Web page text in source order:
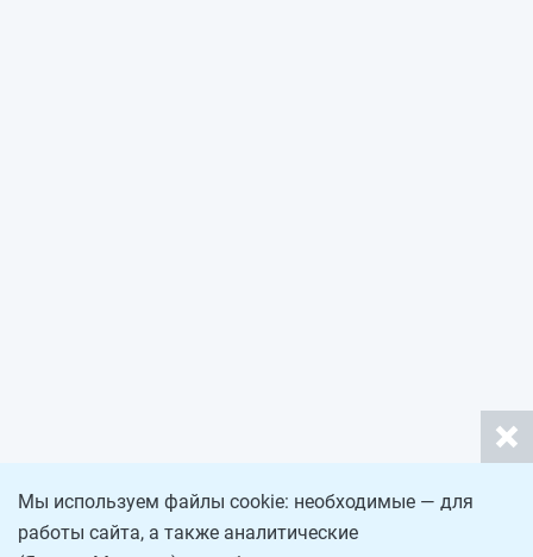
Мы используем файлы cookie: необходимые — для
работы сайта, а также аналитические